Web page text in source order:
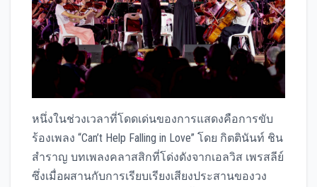
หนึ่งในช่วงเวลาที่โดดเด่นของการแสดงคือการขับ
ร้องเพลง “Can’t Help Falling in Love” โดย กิตตินันท์ ชิน
สำราญ บทเพลงคลาสสิกที่โด่งดังจากเอลวิส เพรสลีย์
ซึ่งเมื่อผสานกับการเรียบเรียงเสียงประสานของวง